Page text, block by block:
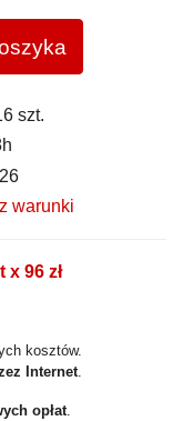
szt.
warunki
x 96 zł
kosztów.
Internet
opłat